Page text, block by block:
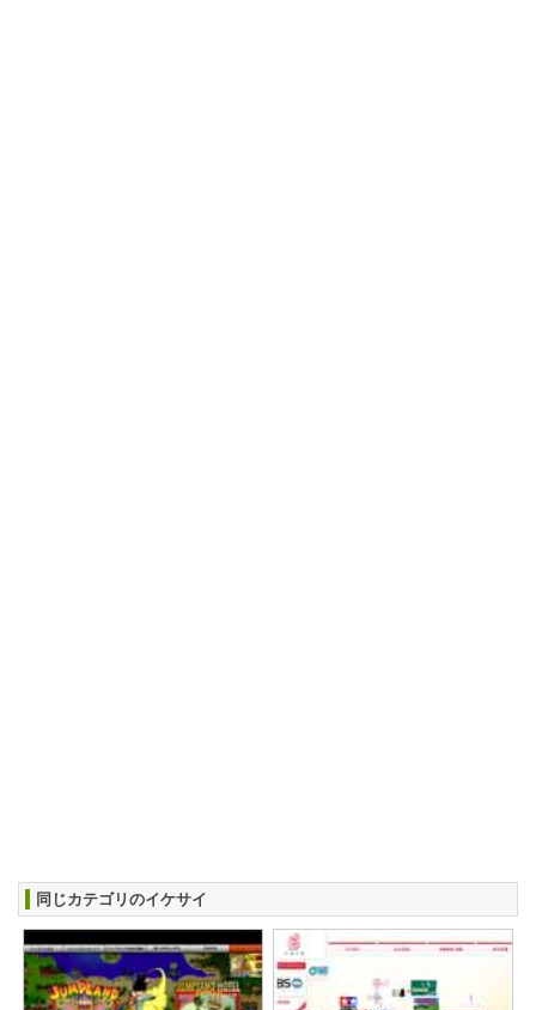
同じカテゴリのイケサイ